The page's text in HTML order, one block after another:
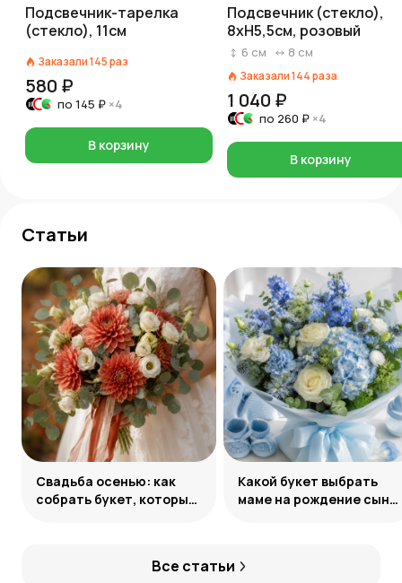
Подсвечник-тарелка
(стекло), 11см
Заказали145раз
580 ₽
по 145 ₽ ×4
В корзину
Подсвечник (стекло),
8хH5,5см, розовый
6 см 8 см
Заказали144раза
1 040 ₽
по 260 ₽ ×4
В корзину
Статьи
Все статьи
Свадьба осенью: как
собрать букет, который
Какой букет выбрать
маме на рождение сына: